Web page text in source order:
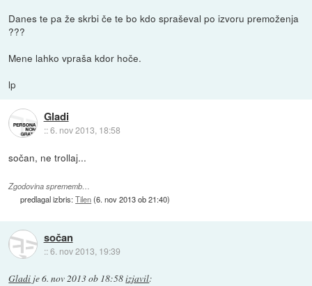
Danes te pa že skrbi če te bo kdo spraševal po izvoru premoženja
???
Mene lahko vpraša kdor hoče.
lp
Gladi
::6. nov 2013, 18:58
sočan, ne trollaj...
Zgodovina sprememb…
predlagal izbris:Tilen(6. nov 2013 ob 21:40)
sočan
::6. nov 2013, 19:39
Gladi je6. nov 2013 ob 18:58izjavil: